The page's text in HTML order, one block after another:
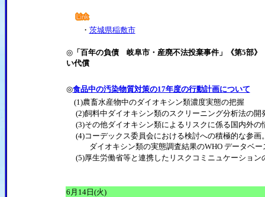
・ 茨城県稲敷市
◎「百年の負債 岐阜市・産廃不法投棄事件」《第5部
い代償
◎食品中の汚染物質対策の17年度の行動計画について
(1)農畜水産物中のダイオキシン類濃度実態の把握
(2)飼料中ダイオキシン類のスクリーニング分析法の開
(3)その他ダイオキシン類によるリスクに係る国内外の
(4)コーデックス委員会における検討への積極的な参画
ダイオキシン類の実態調査結果のWHO データベー
(5)厚生労働省等と連携したリスクコミニュケーション
6月14日(火)